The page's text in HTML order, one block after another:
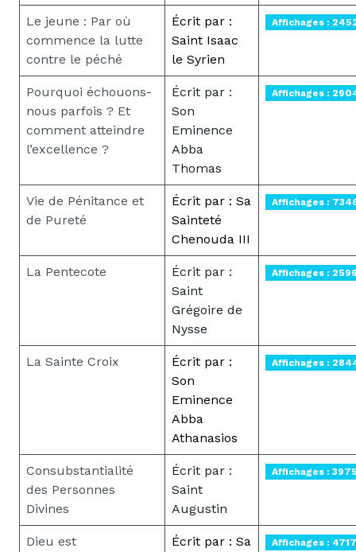
Le jeune : Par où
commence la lutte
contre le péché
Écrit par :
Saint Isaac
le Syrien
Affichages :
Pourquoi échouons-
nous parfois ? Et
comment atteindre
l’excellence ?
Écrit par :
Son
Eminence
Abba
Thomas
Affichages :
Vie de Pénitance et
de Pureté
Écrit par : Sa
Sainteté
Chenouda III
Affichages :
La Pentecote
Écrit par :
Saint
Grégoire de
Nysse
Affichages :
La Sainte Croix
Écrit par :
Son
Eminence
Abba
Athanasios
Affichages :
Consubstantialité
des Personnes
Divines
Écrit par :
Saint
Augustin
Affichages :
Dieu est
Écrit par : Sa
Affichages : 4717